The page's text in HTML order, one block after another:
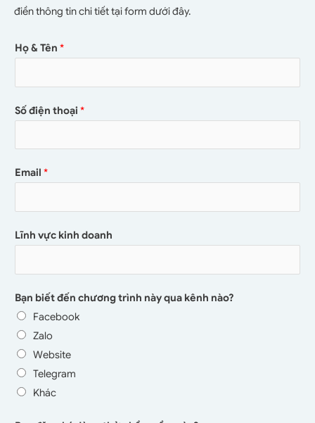
điền thông tin chi tiết tại form dưới đây.
Họ & Tên *
Số điện thoại *
Email *
Lĩnh vực kinh doanh
Bạn biết đến chương trình này qua kênh nào?
Facebook
Zalo
Website
Telegram
Khác